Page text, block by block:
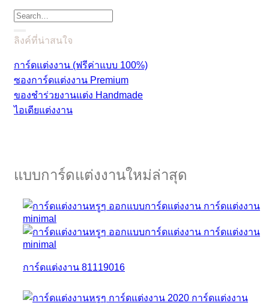
ลิงค์ที่น่าสนใจ
การ์ดแต่งงาน (ฟรีค่าแบบ 100%)
ซองการ์ดแต่งงาน Premium
ของชำร่วยงานแต่ง Handmade
ไอเดียแต่งงาน
แบบการ์ดแต่งงานใหม่ล่าสุด
การ์ดแต่งงาน 81119016